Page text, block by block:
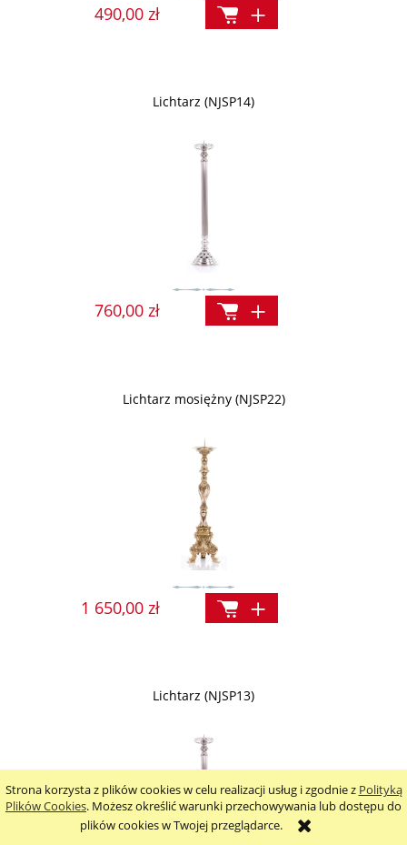
Strona korzysta z plików cookies w celu realizacji usług i zgodnie z Polityką
Plików Cookies. Możesz określić warunki przechowywania lub dostępu do
plików cookies w Twojej przeglądarce.
490,00 zł
Lichtarz (NJSP14)
760,00 zł
Lichtarz mosiężny (NJSP22)
1 650,00 zł
Lichtarz (NJSP13)